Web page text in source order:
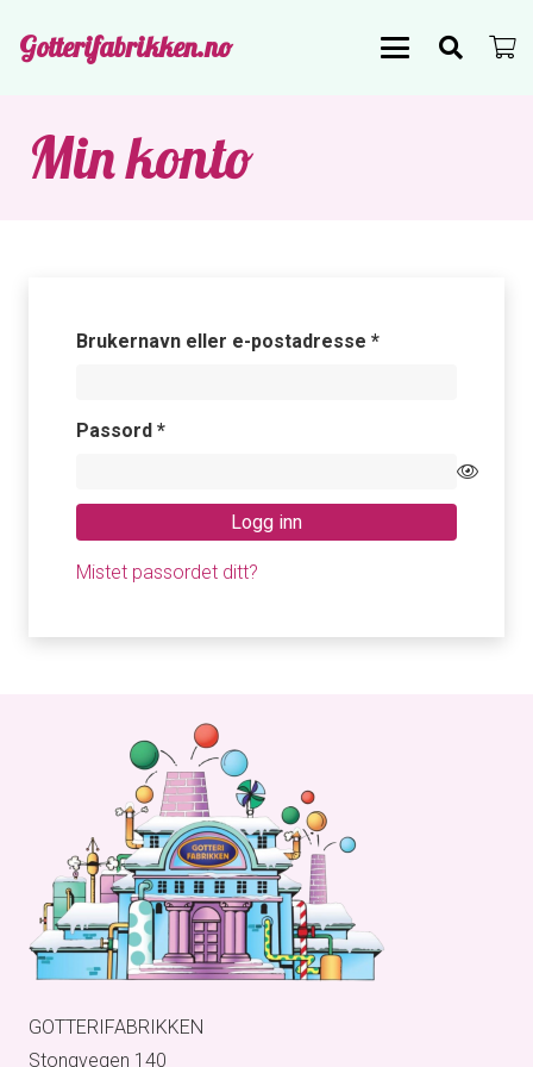
Gotterifabrikken.no
Min konto
Brukernavn eller e-postadresse *Påkrevd
Passord *Påkrevd
Logg inn
Mistet passordet ditt?
GOTTERIFABRIKKEN
Stongvegen 140